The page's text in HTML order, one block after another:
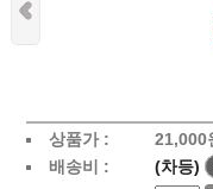
상품가 : 21,000
배송비 : (차등)